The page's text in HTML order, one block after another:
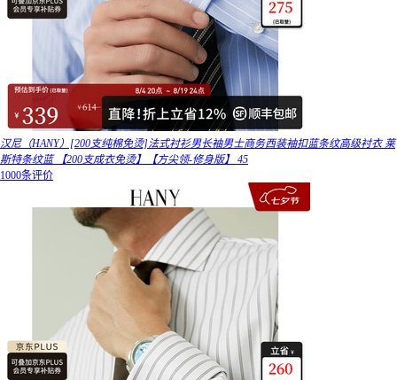
汉尼（HANY）[200支纯棉免烫]法式衬衫男长袖男士商务西装袖扣蓝条纹高级衬衣 莱
斯特条纹蓝 【200支成衣免烫】【方尖领-修身版】 45
1000条评价